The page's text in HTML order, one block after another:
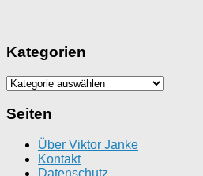
Kategorien
Kategorien
Seiten
Über Viktor Janke
Kontakt
Datenschutz